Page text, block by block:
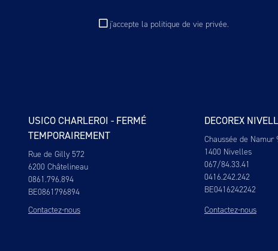
j'accepte la politique de vie privée.
USICO CHARLEROI - FERMÉ
TEMPORAIREMENT
Rue de Gilly 572
6200 Châtelineau
0861.796.894
BE0861796894
Contactez-nous
DECOREX
Chaussée de Namur
1400 Nivelles
067/84.33.41
0416.242.242
BE0416242242
Contactez-nous